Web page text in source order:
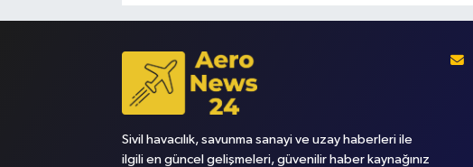
Sivil havacılık, savunma sanayi ve uzay haberleri ile
ilgili en güncel gelişmeleri, güvenilir haber kaynağınız